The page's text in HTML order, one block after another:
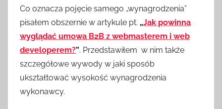
Co oznacza pojęcie samego „wynagrodzenia”
pisałem obszernie w artykule pt. „Jak powinna
wyglądać umowa B2B z webmasterem i web
developerem?”. Przedstawiłem w nim także
szczegółowe wywody w jaki sposób
ukształtować wysokość wynagrodzenia
wykonawcy.